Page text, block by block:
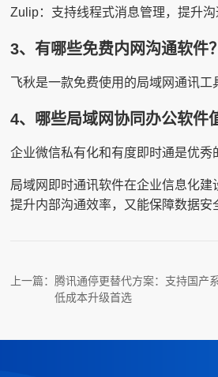
Zulip：支持线程式消息管理，提升
3、有哪些免费内网沟通软件？
飞秋是一款免费使用的局域网通讯
4、哪些局域网协同办公软件
企业微信私有化和有度即时通是优秀
局域网即时通讯软件在企业信息化
提升内部沟通效率，又能保障数据安
上一篇：
腾讯通停更替代方案：支持国产
低成本升级首选